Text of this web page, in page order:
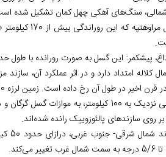
سنگ‌های آهکی چهل کمان تشکیل شده
رخ داده است. زمین لرزه 30 ژوئیه 1970م، جنوب مراوه‏تپه را به فعالیت این گسل مربوط می‌دانند.
روی سازندهای پالئوزوییک رانده شده‌اند.